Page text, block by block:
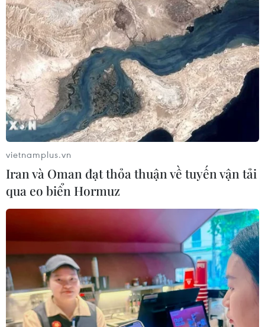
TIN CÙNG CHUYÊN MỤC
vietnamplus.vn
Iran và Oman đạt thỏa thuận về tuyến vận tải
qua eo biển Hormuz